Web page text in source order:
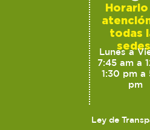
Horario
todas
Lunes a
7:45 am a
1:30 pm a
pm
Ley de